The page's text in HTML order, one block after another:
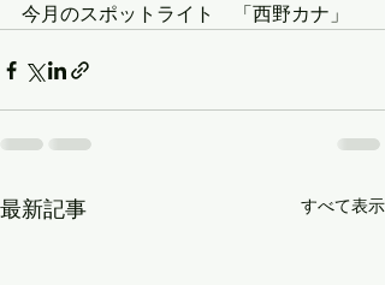
今月のスポットライト　「西野カナ」
最新記事 すべて表示